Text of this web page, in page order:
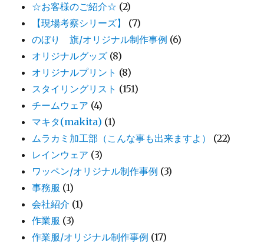
☆お客様のご紹介☆ (2)
【現場考察シリーズ】
(7)
のぼり 旗/オリジナル制作事例 (6)
オリジナルグッズ (8)
オリジナルプリント (8)
スタイリングリスト (151)
チームウェア (4)
マキタ(makita) (1)
ムラカミ加工部（こんな事も出来ますよ）
(22)
レインウェア (3)
ワッペン/オリジナル制作事例 (3)
事務服 (1)
会社紹介 (1)
作業服 (3)
作業服/オリジナル制作事例 (17)